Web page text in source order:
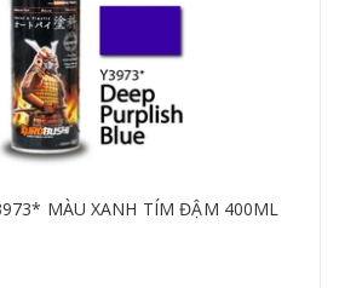
Sơn xịt Samurai - Y3973* MÀU XANH TÍM ĐẬM 400ML